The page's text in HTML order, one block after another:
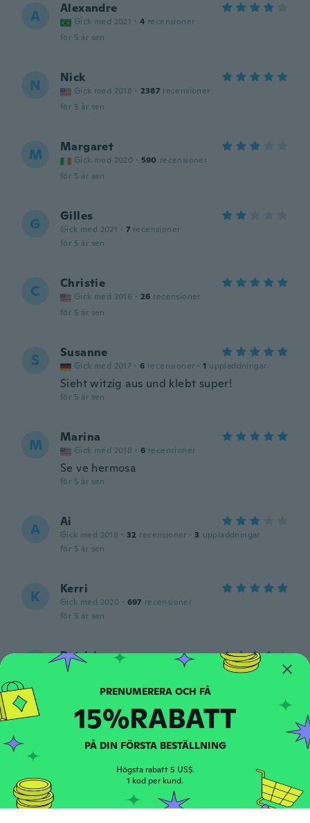
A Alexandre
Gick med 2021 · 4 recensioner
för 5 år sen
N Nick
Gick med 2018 · 2387 recensioner
för 5 år sen
M Margaret
Gick med 2020 · 590 recensioner
för 5 år sen
G Gilles
Gick med 2021 · 7 recensioner
för 5 år sen
C Christie
Gick med 2016 · 26 recensioner
för 5 år sen
S Susanne
Gick med 2017 · 6 recensioner · 1 uppladdningar
Sieht witzig aus und klebt super!
för 5 år sen
M Marina
Gick med 2018 · 6 recensioner
Se ve hermosa
för 5 år sen
A Ai
Gick med 2018 · 32 recensioner · 3 uppladdningar
för 5 år sen
K Kerri
Gick med 2020 · 697 recensioner
för 5 år sen
Patricia
recensioner
uppladdningar
Aya
Gick med 2021
recensioner
S Gick med 2015 · 45 recensioner · 15 uppladdningar
PRENUMERERA OCH FÅ
15%RABATT
PÅ DIN FÖRSTA BESTÄLLNING
Högsta rabatt 5 US$.
1 kod per kund.